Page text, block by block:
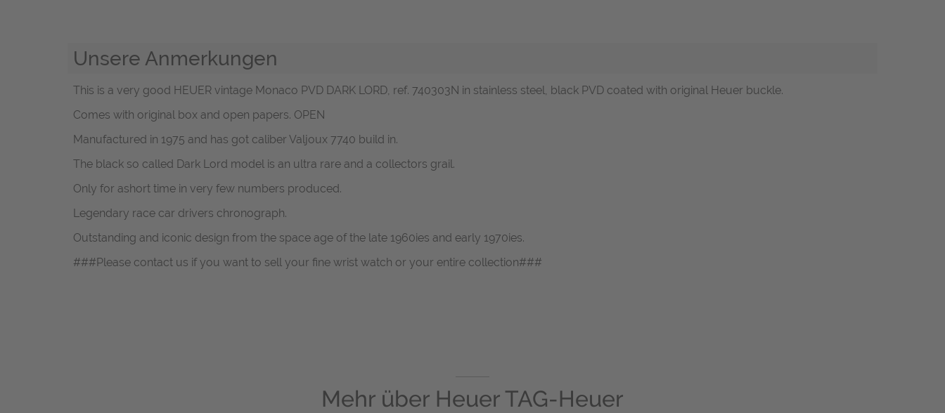
Unsere Anmerkungen
This is a very good HEUER vintage Monaco PVD DARK LORD, ref. 740303N in stainless steel, black PVD coated with original Heuer buckle.
Comes with original box and open papers. OPEN
Manufactured in 1975 and has got caliber Valjoux 7740 build in.
The black so called Dark Lord model is an ultra rare and a collectors grail.
Only for ashort time in very few numbers produced.
Legendary race car drivers chronograph.
Outstanding and iconic design from the space age of the late 1960ies and early 1970ies.
###Please contact us if you want to sell your fine wrist watch or your entire collection###
Mehr über Heuer TAG-Heuer